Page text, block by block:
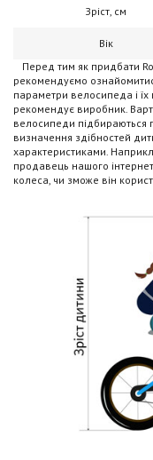
Зріст, см
Вік
Перед тим як придбати
рекомендуємо
параметри велосипеда і їх
рекомендує виробник.
велосипеди підбираються
визначення здібностей
характеристиками.
продавець нашого
колеса, чи зможе він